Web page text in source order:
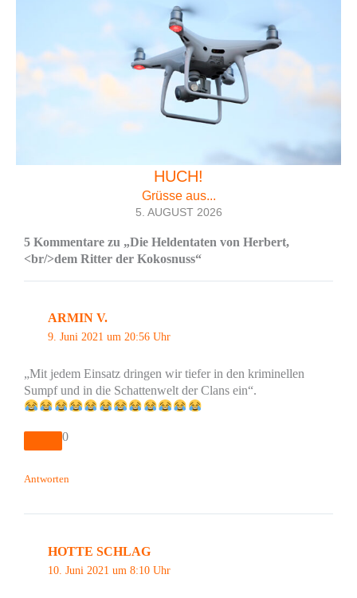
HUCH!
Grüsse aus...
5. AUGUST 2026
5 Kommentare zu „Die Heldentaten von Herbert,
<br/>dem Ritter der Kokosnuss“
ARMIN V.
9. Juni 2021 um 20:56 Uhr
„Mit jedem Einsatz dringen wir tiefer in den kriminellen
Sumpf und in die Schattenwelt der Clans ein“.
0
Antworten
HOTTE SCHLAG
10. Juni 2021 um 8:10 Uhr